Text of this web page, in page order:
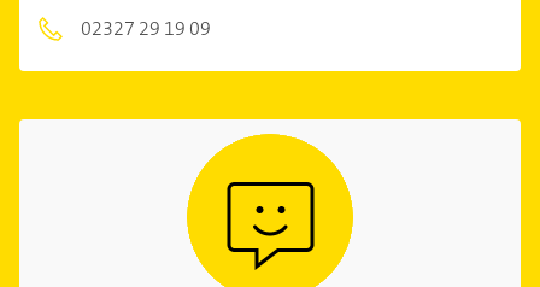
02327 29 19 09